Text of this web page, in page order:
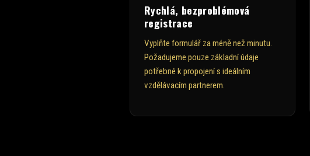
Rychlá, bezproblémová
registrace
Vyplňte formulář za méně než minutu.
Požadujeme pouze základní údaje
potřebné k propojení s ideálním
vzdělávacím partnerem.